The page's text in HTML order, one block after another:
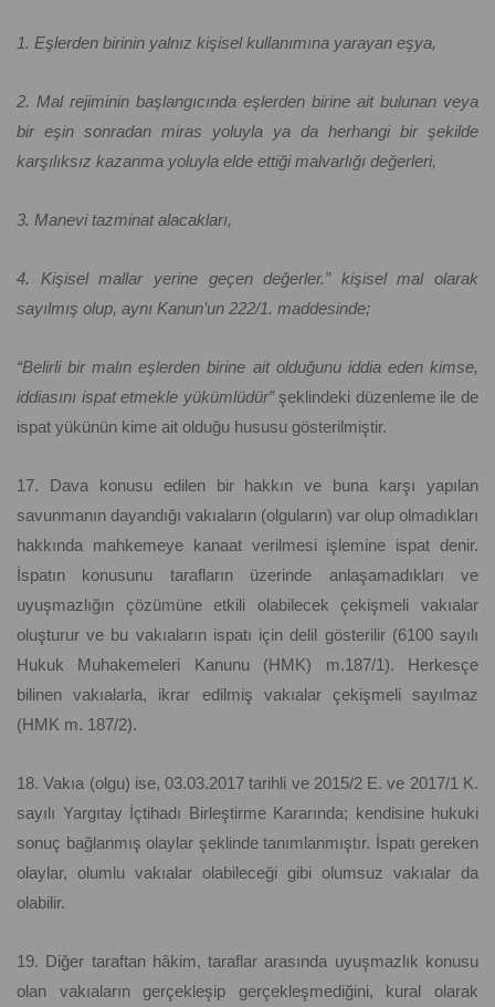
1. Eşlerden birinin yalnız kişisel kullanımına yarayan eşya,
2. Mal rejiminin başlangıcında eşlerden birine ait bulunan veya
bir eşin sonradan miras yoluyla ya da herhangi bir şekilde
karşılıksız kazanma yoluyla elde ettiği malvarlığı değerleri,
3. Manevi tazminat alacakları,
4. Kişisel mallar yerine geçen değerler.” kişisel mal olarak
sayılmış olup, aynı Kanun’un 222/1. maddesinde;
“Belirli bir malın eşlerden birine ait olduğunu iddia eden kimse,
iddiasını ispat etmekle yükümlüdür”şeklindeki düzenleme ile de
ispat yükünün kime ait olduğu hususu gösterilmiştir.
17. Dava konusu edilen bir hakkın ve buna karşı yapılan
savunmanın dayandığı vakıaların (olguların) var olup olmadıkları
hakkında mahkemeye kanaat verilmesi işlemine ispat denir.
İspatın konusunu tarafların üzerinde anlaşamadıkları ve
uyuşmazlığın çözümüne etkili olabilecek çekişmeli vakıalar
oluşturur ve bu vakıaların ispatı için delil gösterilir (6100 sayılı
Hukuk Muhakemeleri Kanunu (HMK) m.187/1). Herkesçe
bilinen vakıalarla, ikrar edilmiş vakıalar çekişmeli sayılmaz
(HMK m. 187/2).
18. Vakıa (olgu) ise, 03.03.2017 tarihli ve 2015/2 E. ve 2017/1 K.
sayılı Yargıtay İçtihadı Birleştirme Kararında; kendisine hukuki
sonuç bağlanmış olaylar şeklinde tanımlanmıştır. İspatı gereken
olaylar, olumlu vakıalar olabileceği gibi olumsuz vakıalar da
olabilir.
19. Diğer taraftan hâkim, taraflar arasında uyuşmazlık konusu
olan vakıaların gerçekleşip gerçekleşmediğini, kural olarak